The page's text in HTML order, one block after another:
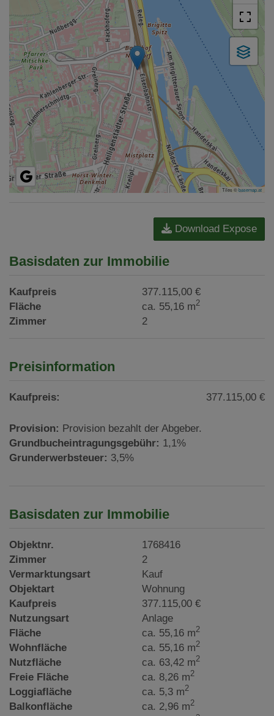
Tiles ©basemap.at
Download Expose
Basisdaten zur Immobilie
Kaufpreis
377.115,00 €
Fläche
ca. 55,16 m2
Zimmer 2
Preisinformation
Kaufpreis: 377.115,00 €
Provision: Provision bezahlt der Abgeber.
Grundbucheintragungsgebühr: 1,1%
Grunderwerbsteuer: 3,5%
Basisdaten zur Immobilie
Objektnr.
1768416
Zimmer
2
Vermarktungsart
Kauf
Objektart
Wohnung
Kaufpreis
377.115,00 €
Nutzungsart
Anlage
Fläche
ca. 55,16 m2
Wohnfläche ca. 55,16 m2
Nutzfläche ca. 63,42 m2
Freie Fläche ca. 8,26 m2
Loggiafläche ca. 5,3 m2
Balkonfläche ca. 2,96 m2